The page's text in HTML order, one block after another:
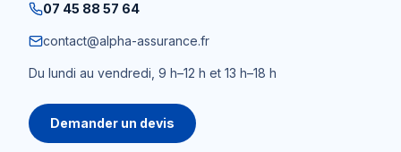
07 45 88 57 64
contact@alpha-assurance.fr
Du lundi au vendredi, 9 h–12 h et 13 h–18 h
Demander un devis